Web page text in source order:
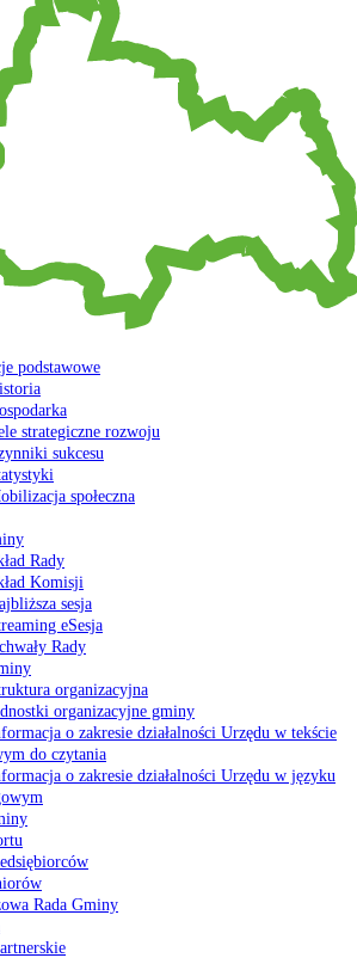
podstawowe
strategiczne rozwoju
sukcesu
społeczna
Rady
Komisji
sesja
eSesja
Rady
organizacyjna
organizacyjne gminy
o zakresie działalności Urzędu w tekście
do czytania
o zakresie działalności Urzędu w języku
Rada Gminy